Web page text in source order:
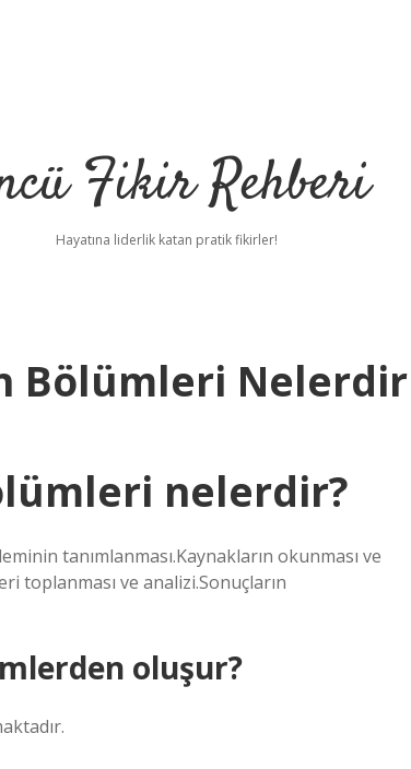
Fikir Rehberi
Hayatına liderlik katan pratik fikirler!
Bölümleri Nelerdir
nelerdir?
tanımlanması.Kaynakların okunması ve
toplanması ve analizi.Sonuçların
oluşur?